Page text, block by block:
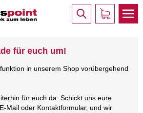
für euch um!
in unserem Shop vorübergehend
für euch da: Schickt uns eure
Mail oder Kontaktformular, und wir